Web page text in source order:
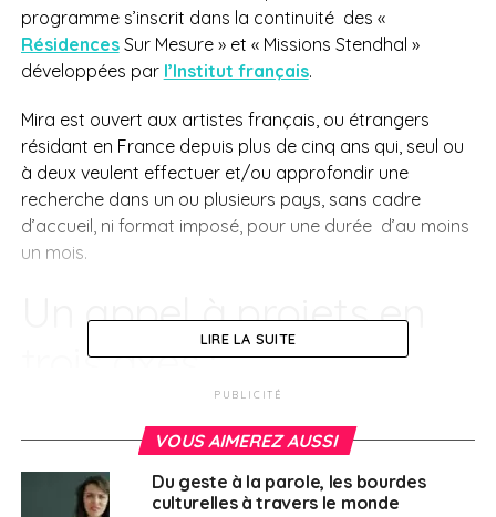
programme s’inscrit dans la continuité des «
RésidencesSur Mesure » et « Missions Stendhal »
développées par l’Institut français.
Mira est ouvert aux artistes français, ou étrangers
résidant en France depuis plus de cinq ans qui, seul ou
à deux veulent effectuer et/ou approfondir une
recherche dans un ou plusieurs pays, sans cadre
d’accueil, ni format imposé, pour une durée d’au moins
un mois.
Un appel à projets en
trois axes :
architecture, mode, design, métiers d’art,
arts numériques, photographie ;
LIRE LA SUITE
PUBLICITÉ
VOUS AIMEREZ AUSSI
Du geste à la parole, les bourdes
culturelles à travers le monde